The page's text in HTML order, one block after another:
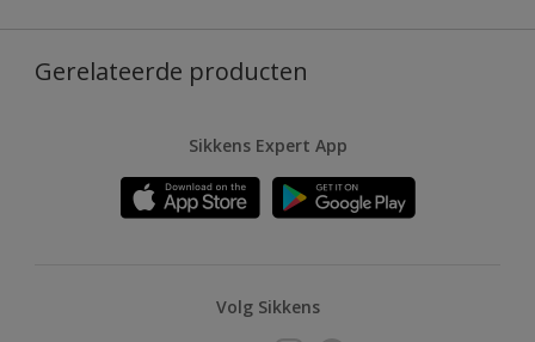
Gerelateerde producten
Sikkens Expert App
Volg Sikkens